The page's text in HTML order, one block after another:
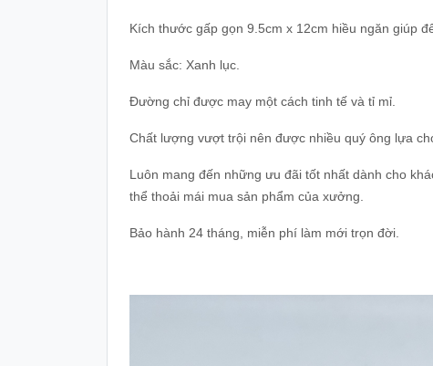
Kích thước gấp gọn 9.5cm x 12cm hiều ngăn giúp
Màu sắc: Xanh lục.
Đường chỉ được may một cách tinh tế và tỉ mỉ.
Chất lượng vượt trội nên được nhiều quý ông lựa
Luôn mang đến những ưu đãi tốt nhất dành cho
thể thoải mái mua sản phẩm của xưởng.
Bảo hành 24 tháng, miễn phí làm mới trọn đời.